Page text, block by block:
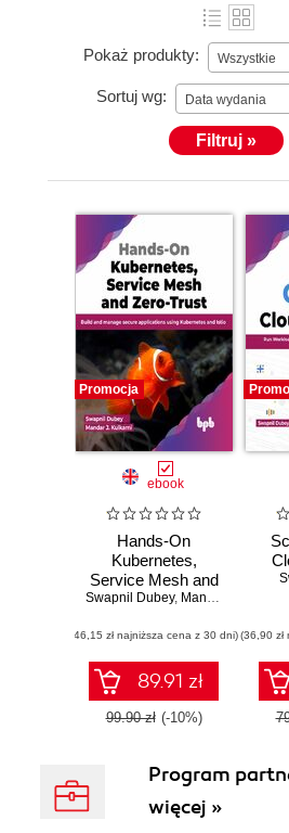
Pokaż produkty: Wszystkie
Sortuj wg: Data wydania
Filtruj »
Promocja
ebook
Hands-On
Kubernetes,
Service Mesh and
Zero-Trust
Swapnil Dubey, Mandar J. Kulkarni
(46,15 zł najniższa cena z 30 dni)
89.91 zł
99.90 zł (-10%)
(36,90 zł
Program
więcej »